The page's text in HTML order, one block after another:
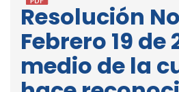
Resolución
Febrero 19 de
medio de la